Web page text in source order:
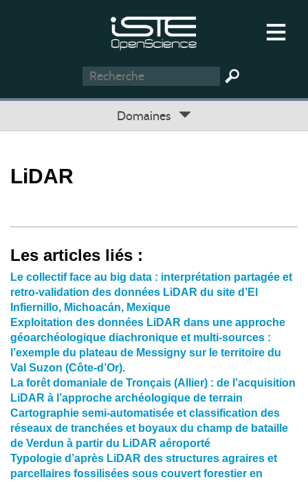
Domaines
LiDAR
Les articles liés :
Le collectif face au big data : interprétation partagée et
retro-validation des données LiDAR du site d’El
Infiernillo, Michoacán, Mexique
Exploitation des données LiDAR dans une approche
géoarchéologique diachronique et multi-sources :
l’exemple du plateau de Messigny sur le territoire du
Val Suzon (Côte-d’Or).
La forêt domaniale de Tronçais (Allier) : de l’acquisition
LiDAR à l’approche archéologique de terrain
Cartographie semi-automatisée et classification des
réseaux de tranchées et boyaux du champ de bataille
de Verdun à partir du LiDAR aéroporté
Typologie d’après LiDAR des structures agraires et
parcellaires fossilisées sous couvert forestier en